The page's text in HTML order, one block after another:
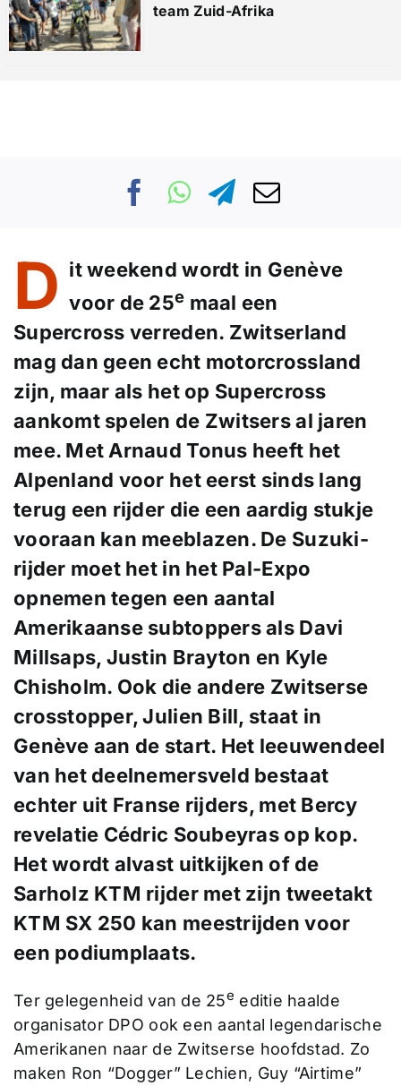
team Zuid-Afrika
D it weekend wordt in Genève
voor de 25e maal een
Supercross verreden. Zwitserland
mag dan geen echt motorcrossland
zijn, maar als het op Supercross
aankomt spelen de Zwitsers al jaren
mee. Met Arnaud Tonus heeft het
Alpenland voor het eerst sinds lang
terug een rijder die een aardig stukje
vooraan kan meeblazen. De Suzuki-
rijder moet het in het Pal-Expo
opnemen tegen een aantal
Amerikaanse subtoppers als Davi
Millsaps, Justin Brayton en Kyle
Chisholm. Ook die andere Zwitserse
crosstopper, Julien Bill, staat in
Genève aan de start. Het leeuwendeel
van het deelnemersveld bestaat
echter uit Franse rijders, met Bercy
revelatie Cédric Soubeyras op kop.
Het wordt alvast uitkijken of de
Sarholz KTM rijder met zijn tweetakt
KTM SX 250 kan meestrijden voor
een podiumplaats.
Ter gelegenheid van de 25e editie haalde
organisator DPO ook een aantal legendarische
Amerikanen naar de Zwitserse hoofdstad. Zo
maken Ron “Dogger” Lechien, Guy “Airtime”